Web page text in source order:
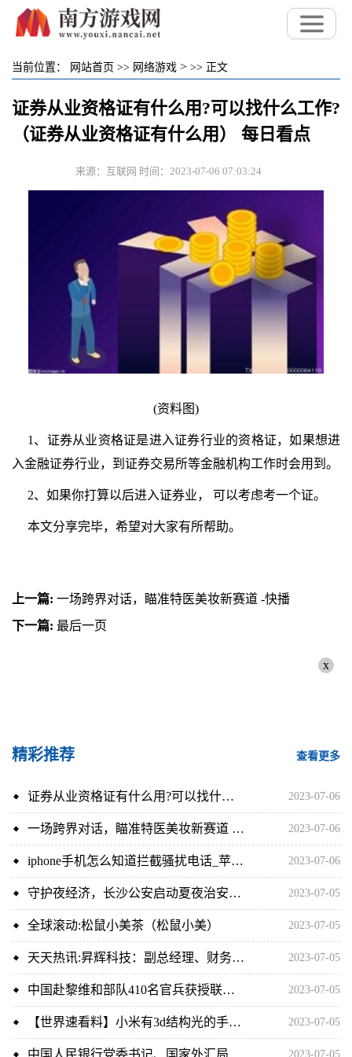
当前位置： 网站首页 >> 网络游戏 > >> 正文
证券从业资格证有什么用?可以找什么工作?
（证券从业资格证有什么用） 每日看点
来源：互联网 时间：2023-07-06 07:03:24
(资料图)
1、证券从业资格证是进入证券行业的资格证，如果想进
入金融证券行业，到证券交易所等金融机构工作时会用到。
2、如果你打算以后进入证券业， 可以考虑考一个证。
本文分享完毕，希望对大家有所帮助。
上一篇: 一场跨界对话，瞄准特医美妆新赛道 -快播
下一篇: 最后一页
x
精彩推荐 查看更多
证券从业资格证有什么用?可以找什么工作?（证券从业资格证有什么用） 每日看点 2023-07-06
一场跨界对话，瞄准特医美妆新赛道 -快播 2023-07-06
iphone手机怎么知道拦截骚扰电话_苹果手机骚扰电话怎么拦截怎么查看 2023-07-06
守护夜经济，长沙公安启动夏夜治安巡查宣防统一行动 2023-07-05
全球滚动:松鼠小美茶（松鼠小美） 2023-07-05
天天热讯:昇辉科技：副总经理、财务总监张毅辞职 2023-07-05
中国赴黎维和部队410名官兵获授联合国“和平勋章” 天天最资讯 2023-07-05
【世界速看料】小米有3d结构光的手机吗 2023-07-05
2023-07-05